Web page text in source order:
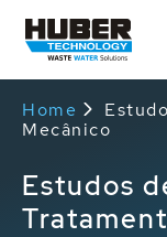
Home
Mecânico
Estudos